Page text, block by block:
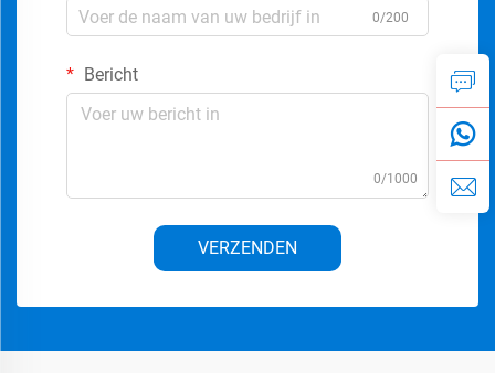
0/200
Bericht
0/1000
VERZENDEN